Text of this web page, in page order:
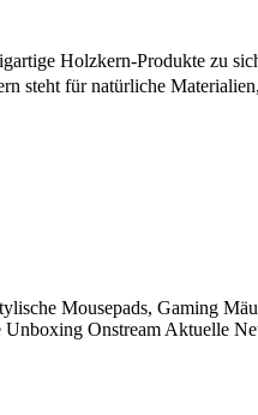
Holzkern-Produkte zu
für natürliche
Mousepads, Gaming
Onstream Aktuelle